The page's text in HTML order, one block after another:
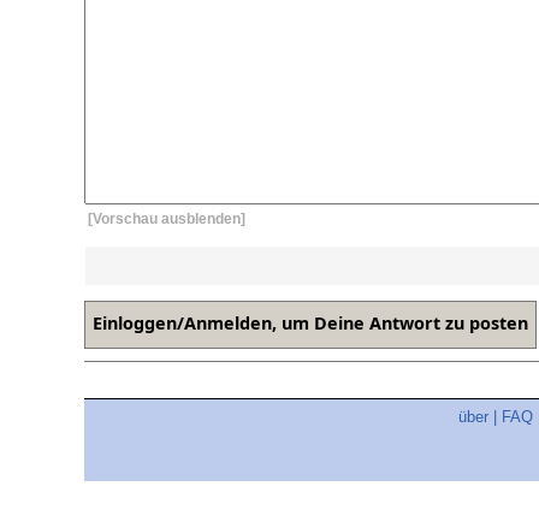
[Vorschau ausblenden]
über FAQ